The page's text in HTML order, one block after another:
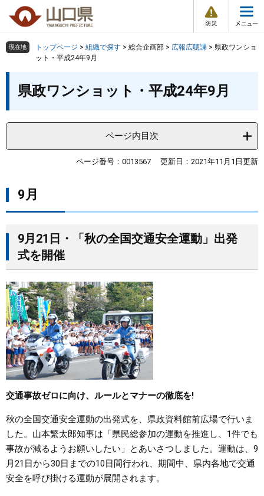
の
頭
。
ー
飛
て
本
へ
情
報
メ
ュ
組織で探す
健康・福祉
しごと・産業・観光
まちづくり
県政情報
検索の仕方 組織で探す サイトマップで探す
現在地 トップページ > 組織で探す > 総合企画部 > 広報広聴課 > 県政ワンショ
ット・平成24年9月
県政ワンショット・平成24年9月
ページ内目次
ページ番号：0013567 更新日：2021年11月1日更新
9月
9月21日・「秋の全国交通安全運動」出発
式を開催
交通事故ゼロに向け、ルールとマナーの徹底を!
秋の全国交通安全運動の出発式を、県政資料館前広場で行いま
した。山本繁太郎知事は「県民総参加の運動を推進し、1件でも
事故が減るようお願いしたい」とあいさつしました。運動は、9
月21日から30日までの10日間行われ、期間中、県内各地で交通
安全を呼び掛ける運動が展開されます。